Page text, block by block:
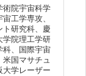
術院宇宙科学
工学専攻、
研究科、慶
学院理工学研
科、国際宇宙
国マサチュ
学レーザー